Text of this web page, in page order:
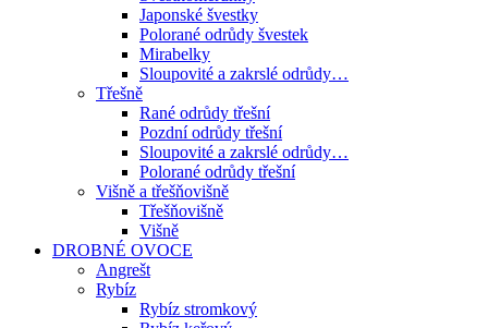
Japonské švestky
Polorané odrůdy švestek
Mirabelky
Sloupovité a zakrslé odrůdy…
Třešně
Rané odrůdy třešní
Pozdní odrůdy třešní
Sloupovité a zakrslé odrůdy…
Polorané odrůdy třešní
Višně a třešňovišně
Třešňovišně
Višně
DROBNÉ OVOCE
Angrešt
Rybíz
Rybíz stromkový